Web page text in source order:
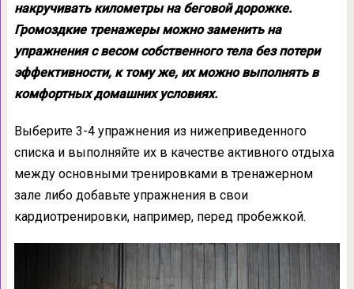
накручивать километры на беговой дорожке.
Громоздкие тренажеры можно заменить на
упражнения с весом собственного тела без потери
эффективности, к тому же, их можно выполнять в
комфортных домашних условиях.
Выберите 3-4 упражнения из нижеприведенного
списка и выполняйте их в качестве активного отдыха
между основными тренировками в тренажерном
зале либо добавьте упражнения в свои
кардиотренировки, например, перед пробежкой.